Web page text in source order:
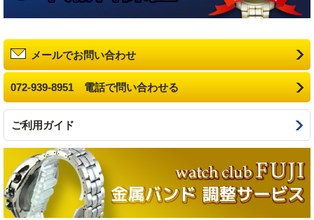
メールでお問い合わせ
072-939-8951 電話で問い合わせる
ご利用ガイド